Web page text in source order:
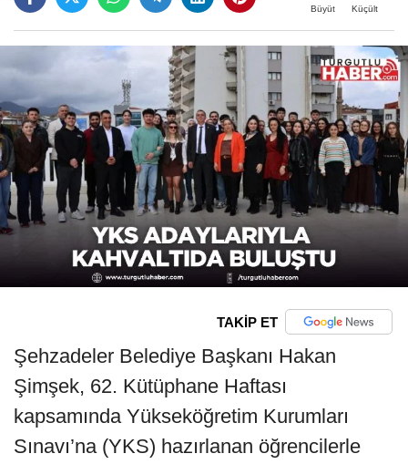
Büyüt Küçült
TAKİP ET
Şehzadeler Belediye Başkanı Hakan
Şimşek, 62. Kütüphane Haftası
kapsamında Yükseköğretim Kurumları
Sınavı’na (YKS) hazırlanan öğrencilerle